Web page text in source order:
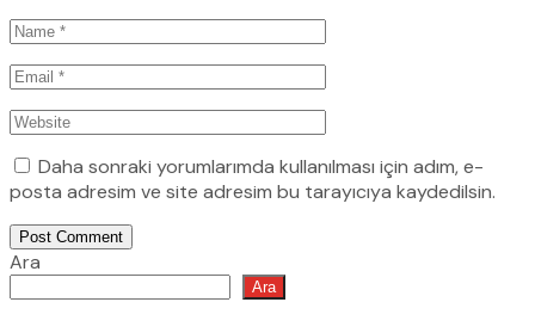
Daha sonraki yorumlarımda kullanılması için adım, e-
posta adresim ve site adresim bu tarayıcıya kaydedilsin.
Post Comment
Ara
Ara